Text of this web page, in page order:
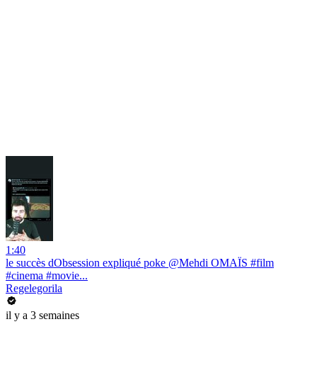
1:40
le succès dObsession expliqué poke @Mehdi OMAÏS #film
#cinema #movie...
Regelegorila
il y a 3 semaines